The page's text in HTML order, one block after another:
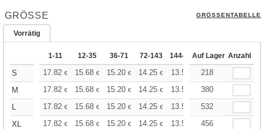
GRÖSSE GRÖSSENTABELLE
Vorrätig
1-11 12-35 36-71 72-143 144-287 288 + Mehr
Auf Lager Anzahl
S 17.82 € 15.68 € 15.20 € 14.25 € 13.54 13.30
218
M
17.82 € 15.68 € 15.20 € 14.25 € 13.54 13.30
380
L
17.82 € 15.68 € 15.20 € 14.25 € 13.54 13.30
532
XL
17.82 € 15.68 € 15.20 € 14.25 € 13.54 13.30
456